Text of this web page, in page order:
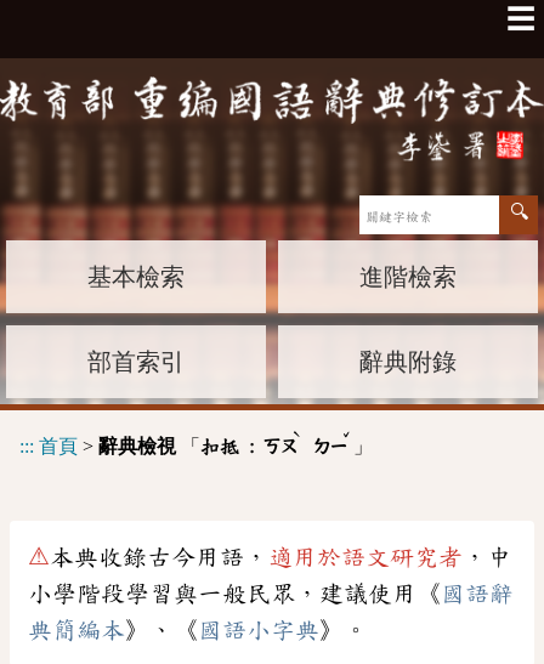
☰
基本檢索 進階檢索
部首索引 辭典附錄
::: 首頁 > 辭典檢視「 扣抵 : ㄎㄡ
ˋ
ㄉㄧ
ˇ
」
⚠本典收錄古今用語， 適用於語文研究者 ，中
小學階段學習與一般民眾，建議使用《 國語辭
典簡編本》、《 國語小字典》。